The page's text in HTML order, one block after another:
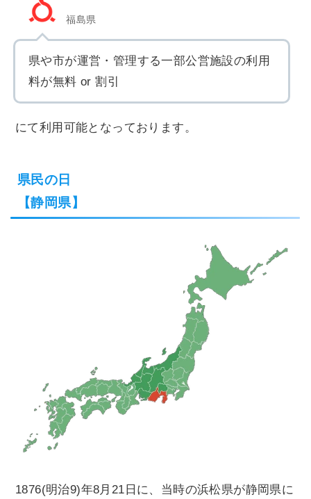
福島県
県や市が運営・管理する一部公営施設の利用
料が無料 or 割引
にて利用可能となっております。
県民の日
【静岡県】
1876(明治9)年8月21日に、当時の浜松県が静岡県に